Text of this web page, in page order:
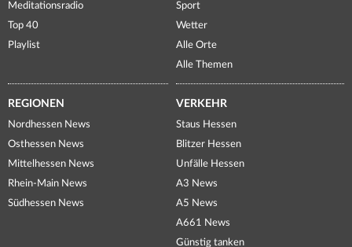
Meditationsradio
Top 40
Playlist
Sport
Wetter
Alle Orte
Alle Themen
REGIONEN
Nordhessen News
Osthessen News
Mittelhessen News
Rhein-Main News
Südhessen News
VERKEHR
Staus Hessen
Blitzer Hessen
Unfälle Hessen
A3 News
A5 News
A661 News
Günstig tanken